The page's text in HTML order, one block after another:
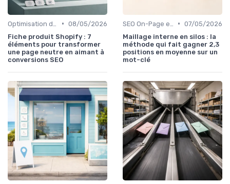
• 08/05/2026
Fiche produit Shopify : 7
éléments pour transformer
une page neutre en aimant à
conversions SEO
• 07/05/2026
Maillage interne en silos : la
méthode qui fait gagner 2,3
positions en moyenne sur un
mot-clé